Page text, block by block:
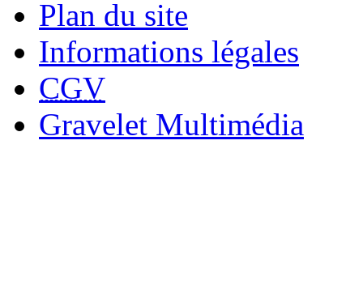
Plan du site
Informations légales
CGV
Gravelet Multimédia